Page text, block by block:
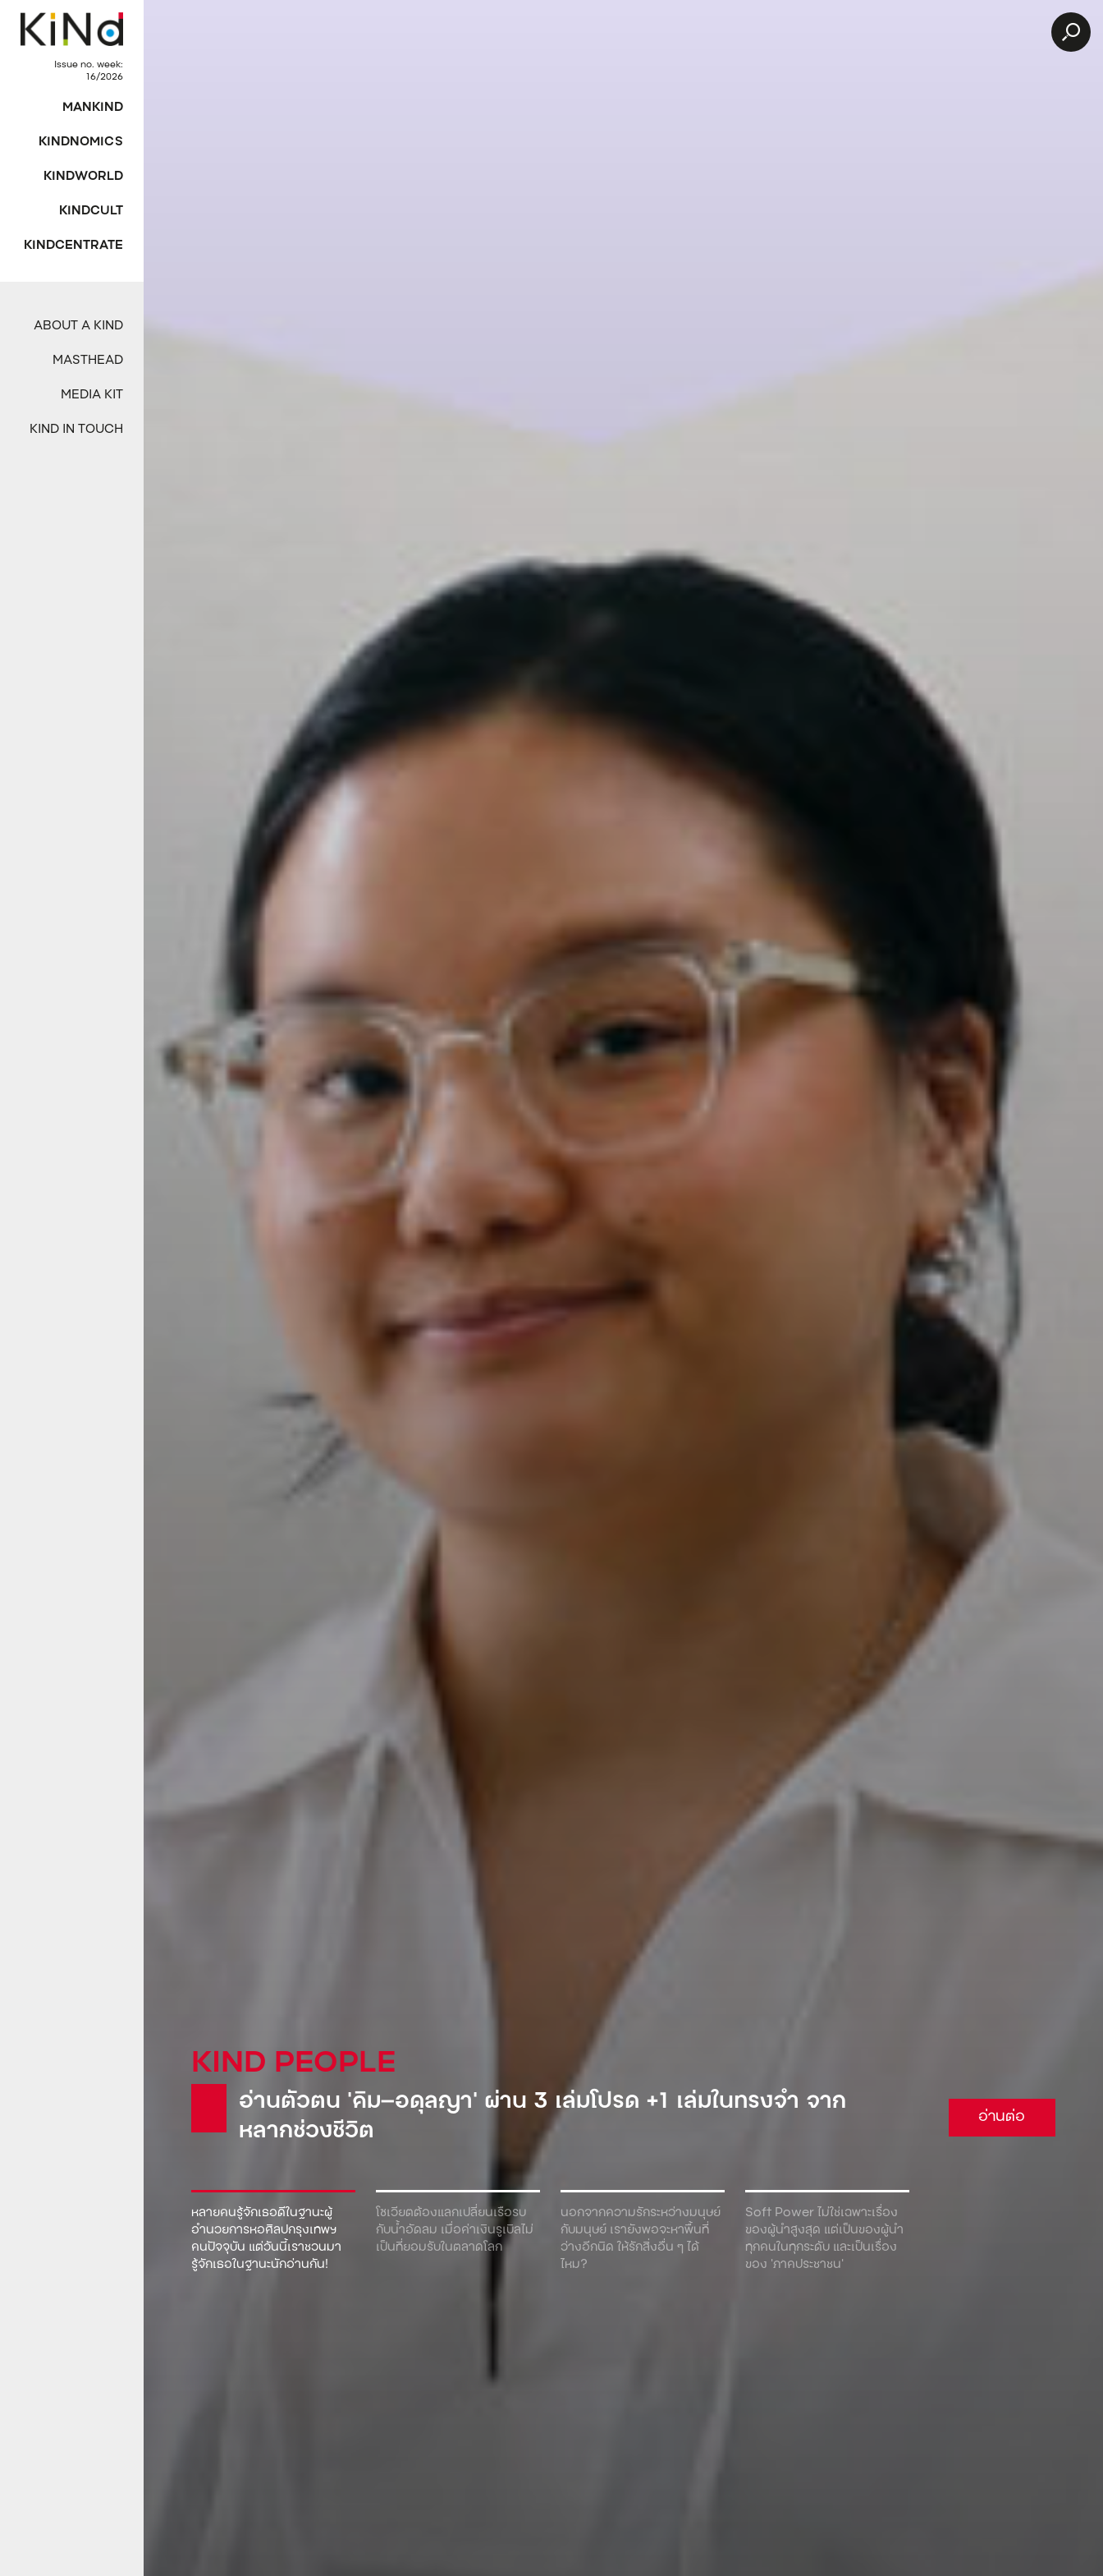
Issue no. week:
16/2026
MANKIND
KINDNOMICS
KINDWORLD
KINDCULT
KINDCENTRATE
ABOUT A KIND
MASTHEAD
MEDIA KIT
KIND IN TOUCH
หลายคนรู้จักเธอดีในฐานะผู้
อำนวยการหอศิลปกรุงเทพฯ
คนปัจจุบัน แต่วันนี้เราชวนมา
รู้จักเธอในฐานะนักอ่านกัน!
โซเวียตต้องแลกเปลี่ยนเรือรบ
กับน้ำอัดลม เมื่อค่าเงินรูเบิลไม่
เป็นที่ยอมรับในตลาดโลก
นอกจากความรักระหว่างมนุษย์
กับมนุษย์ เรายังพอจะหาพื้นที่
ว่างอีกนิด ให้รักสิ่งอื่น ๆ ได้
ไหม?
Soft Power ไม่ใช่เฉพาะเรื่อง
ของผู้นําสูงสุด แต่เป็นของผู้นํา
ทุกคนในทุกระดับ และเป็นเรื่อง
ของ ‘ภาคประชาชน’
KIND GLOBAL
Pepsi: น้ำอัดลมเจ้าแรกที่เข้ามาตีตลาดโซเวียต จนต้องยอม
ขายเรือดำน้ำเพื่อแลกกับเครื่องดื่ม!
อ่านต่อ